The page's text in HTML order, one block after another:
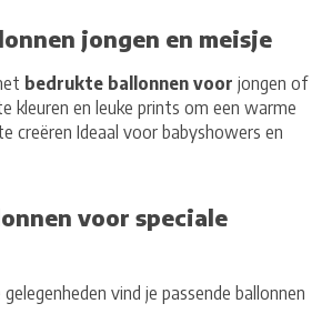
jongen en meisje
bedrukte ballonnen voor jongen of
kleuren en leuke prints om een warme
creëren Ideaal voor babyshowers en
voor speciale
vind je passende ballonnen